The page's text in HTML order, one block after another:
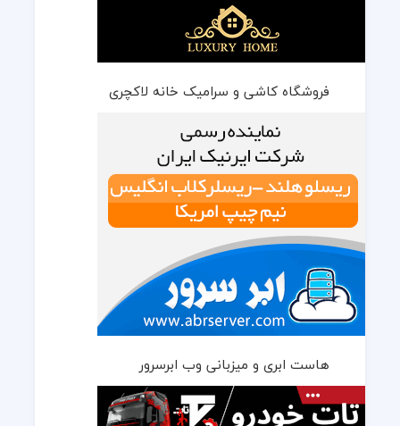
فروشگاه کاشی و سرامیک خانه لاکچری
هاست ابری و میزبانی وب ابرسرور